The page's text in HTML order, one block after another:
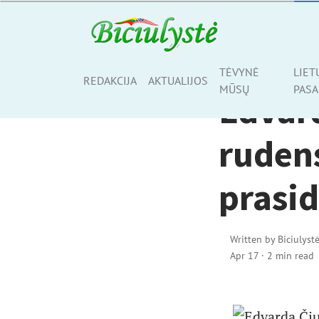
REDAKCIJA AKTUALIJOS
TĖVYNĖ
MŪSŲ
AKTUALIJOS
Written by
Apr 17 · 2 min read
Share